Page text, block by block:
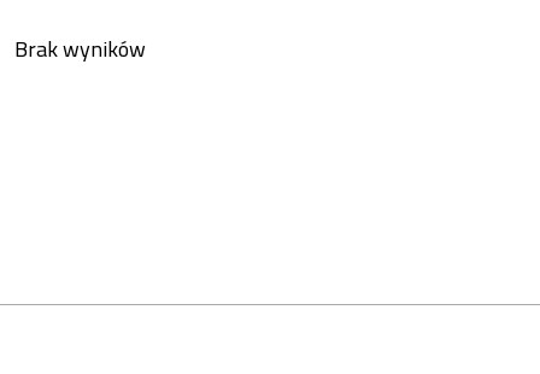
Brak wyników